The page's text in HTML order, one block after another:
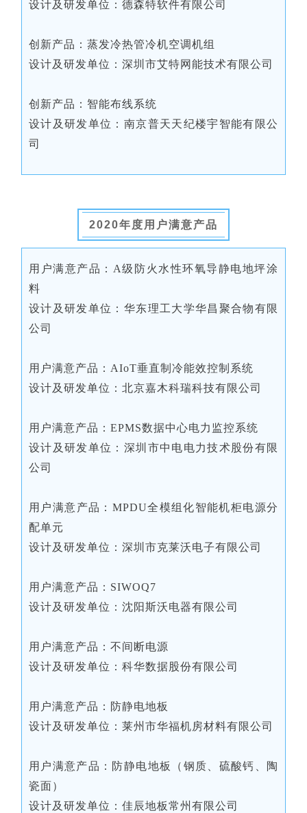
设计及研发单位：德森特软件有限公司
创新产品：蒸发冷热管冷机空调机组
设计及研发单位：深圳市艾特网能技术有限公司
创新产品：智能布线系统
设计及研发单位：南京普天天纪楼宇智能有限公
司
2020年度用户满意产品
用户满意产品：A级防火水性环氧导静电地坪涂
料
设计及研发单位：华东理工大学华昌聚合物有限
公司
用户满意产品：AIoT垂直制冷能效控制系统
设计及研发单位：北京嘉木科瑞科技有限公司
用户满意产品：EPMS数据中心电力监控系统
设计及研发单位：深圳市中电电力技术股份有限
公司
用户满意产品：MPDU全模组化智能机柜电源分
配单元
设计及研发单位：深圳市克莱沃电子有限公司
用户满意产品：SIWOQ7
设计及研发单位：沈阳斯沃电器有限公司
用户满意产品：不间断电源
设计及研发单位：科华数据股份有限公司
用户满意产品：防静电地板
设计及研发单位：莱州市华福机房材料有限公司
用户满意产品：防静电地板（钢质、硫酸钙、陶
瓷面）
设计及研发单位：佳辰地板常州有限公司